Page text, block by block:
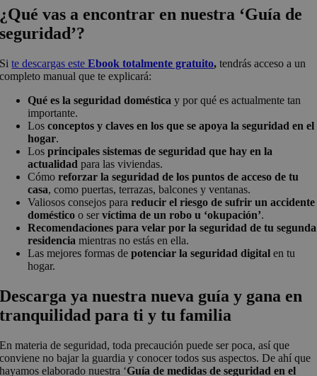
¿Qué vas a encontrar en nuestra ‘Guía de
seguridad’?
Site descargas esteEbook totalmente gratuito,tendrás acceso a un
completo manual que te explicará:
Qué es la seguridad doméstica y por qué es actualmente tan
importante.
Losconceptos y claves en los que se apoya la seguridad en el
hogar.
Losprincipales sistemas de seguridad que hay en la
actualidad para las viviendas.
Cómoreforzar la seguridad de los puntos de acceso de tu
casa, como puertas, terrazas, balcones y ventanas.
Valiosos consejos parareducir el riesgo de sufrir un accidente
doméstico o servíctima de un robo u ‘okupación’.
Recomendaciones para velar por la seguridad de tu segunda
residencia mientras no estás en ella.
Las mejores formas depotenciar la seguridad digital en tu
hogar.
Descarga ya nuestra nueva guía y gana en
tranquilidad para ti y tu familia
En materia de seguridad, toda precaución puede ser poca, así que
conviene no bajar la guardia y conocer todos sus aspectos. De ahí que
hayamos elaborado nuestra ‘Guía de medidas de seguridad en el